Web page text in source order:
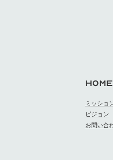
HOME
ミッショ
ビジョン
お問い合